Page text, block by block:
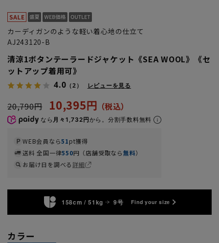
カーディガンのような軽い着心地の仕立て
AJ243120-B
清涼1ボタンテーラードジャケット《SEA WOOL》《セ
ットアップ着用可》
4.0 （2） レビューを見る
20,790円 10,395円
なら 月々1,732円から。分割手数料無料
WEB会員なら51pt獲得
送料 全国一律550円（店舗受取なら無料）
お届け日を調べる詳細
158cm / 51kg 9号 Find your size
カラー